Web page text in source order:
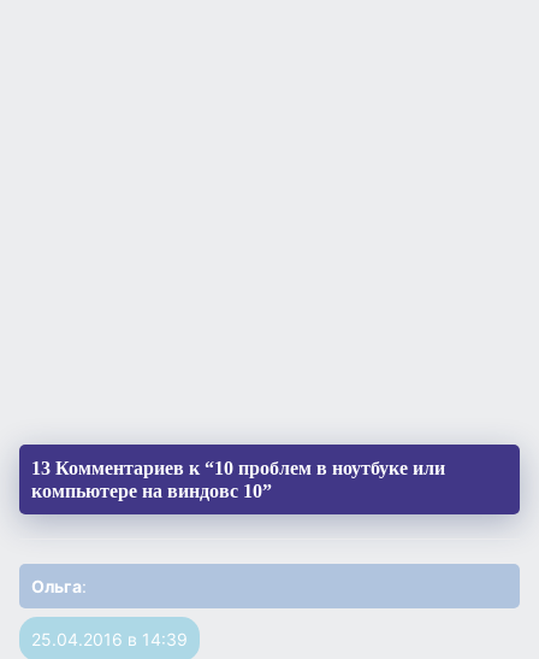
13 Комментариев к “10 проблем в ноутбуке или
компьютере на виндовс 10”
Ольга:
25.04.2016 в 14:39